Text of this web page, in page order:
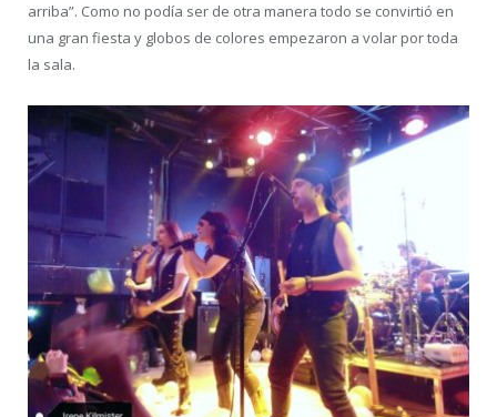
arriba”. Como no podía ser de otra manera todo se convirtió en
una gran fiesta y globos de colores empezaron a volar por toda
la sala.